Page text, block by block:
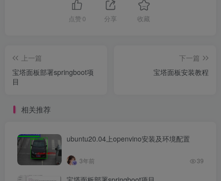
点赞 0 分享 收藏
上一篇
宝塔面板部署springboot项
目
下一篇
宝塔面板安装教程
相关推荐
ubuntu20.04上openvino安装及环境配置
3年前 39